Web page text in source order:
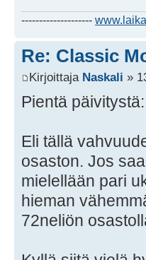
--------------------
Re: Classic
Kirjoittaja Naskali »
Pientä
Eli tällä
osaston. Jos
mielellään pari
hieman
72neliön